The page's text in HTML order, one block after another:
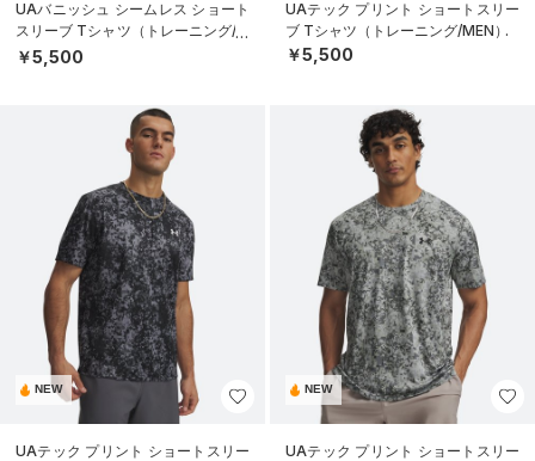
UAバニッシュ シームレス ショート
スリーブ Tシャツ（トレーニング/M
EN）
￥5,500
UAテック プリント ショートスリー
ブ Tシャツ（トレーニング/MEN）
￥5,500
NEW
UAテック プリント ショートスリー
NEW
UAテック プリント ショートスリー